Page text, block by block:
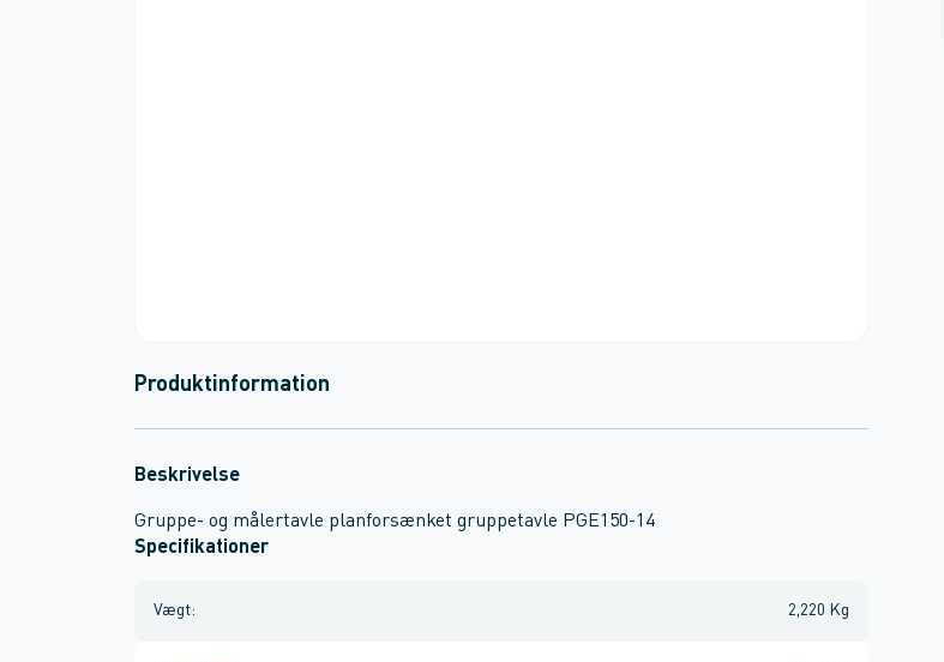
Produktinformation
Beskrivelse
Gruppe- og målertavle planforsænket gruppetavle PGE150-14
Specifikationer
Vægt: 2,220 Kg